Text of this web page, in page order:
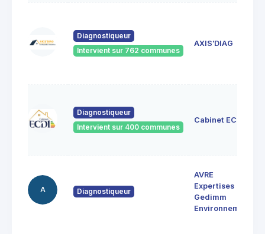
Diagnostiqueur
Intervient sur 762 communes
AXIS'DIAG
Diagnostiqueur
Intervient sur 400 communes
Cabinet ECDI
A Diagnostiqueur
AVRE
Expertises
Gedimm
Environnement